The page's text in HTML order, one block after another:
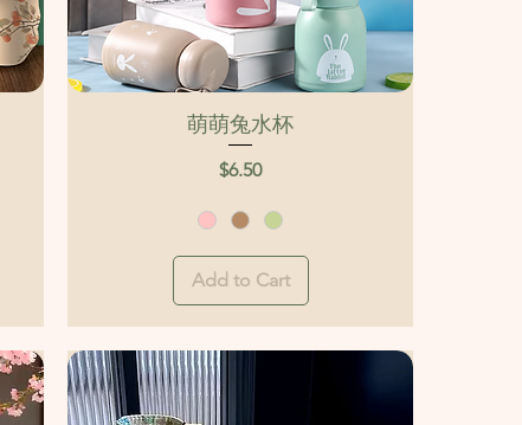
Quick View
萌萌兔水杯
Price
$6.50
Add to Cart